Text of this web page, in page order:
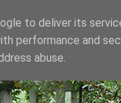
to deliver its
performance and
abuse.